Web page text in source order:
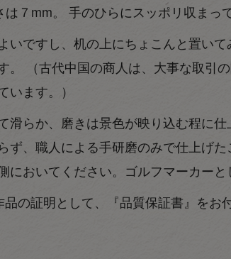
７mm。 手のひらにスッポリ収まっ
いですし、机の上にちょこんと置い
。 （古代中国の商人は、大事な取引
います。）
滑らか、磨きは景色が映り込む程に
ず、職人による手研磨のみで仕上げ
においてください。ゴルフマーカーと
の証明として、『品質保証書』をお